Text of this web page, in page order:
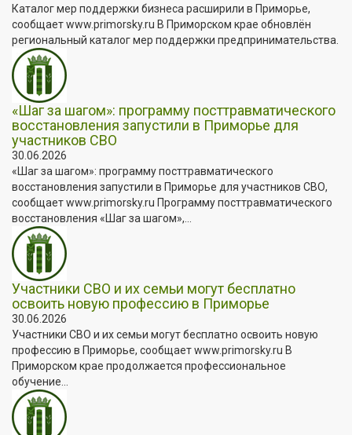
Каталог мер поддержки бизнеса расширили в Приморье,
сообщает www.primorsky.ru В Приморском крае обновлён
региональный каталог мер поддержки предпринимательства.
«Шаг за шагом»: программу посттравматического
восстановления запустили в Приморье для
участников СВО
30.06.2026
«Шаг за шагом»: программу посттравматического
восстановления запустили в Приморье для участников СВО,
сообщает www.primorsky.ru Программу посттравматического
восстановления «Шаг за шагом»,...
Участники СВО и их семьи могут бесплатно
освоить новую профессию в Приморье
30.06.2026
Участники СВО и их семьи могут бесплатно освоить новую
профессию в Приморье, сообщает www.primorsky.ru В
Приморском крае продолжается профессиональное
обучение...